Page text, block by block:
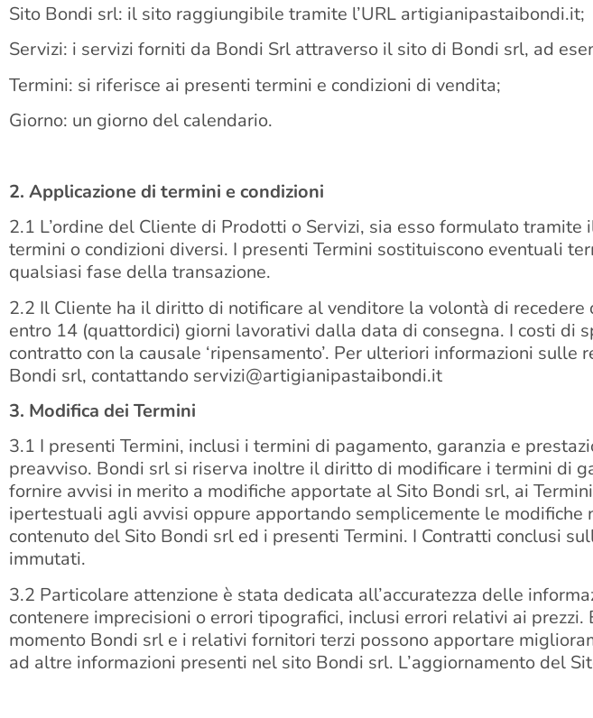
Sito Bondi srl: il sito raggiungibile tramite l’URL artigianipastaibondi.it;
Servizi: i servizi forniti da Bondi Srl attraverso il sito di Bondi srl, ad
Termini: si riferisce ai presenti termini e condizioni di vendita;
Giorno: un giorno del calendario.
2. Applicazione di termini e condizioni
2.1 L’ordine del Cliente di Prodotti o Servizi, sia esso formulato
termini o condizioni diversi. I presenti Termini sostituiscono eventuali
qualsiasi fase della transazione.
2.2 Il Cliente ha il diritto di notificare al venditore la volontà di
entro 14 (quattordici) giorni lavorativi dalla data di consegna. I costi di
contratto con la causale ‘ripensamento’. Per ulteriori informazioni
Bondi srl, contattando servizi@artigianipastaibondi.it
3. Modifica dei Termini
3.1 I presenti Termini, inclusi i termini di pagamento, garanzia e
preavviso. Bondi srl si riserva inoltre il diritto di modificare i termini di
fornire avvisi in merito a modifiche apportate al Sito Bondi srl, ai
ipertestuali agli avvisi oppure apportando semplicemente le
contenuto del Sito Bondi srl ed i presenti Termini. I Contratti conclusi
immutati.
3.2 Particolare attenzione è stata dedicata all’accuratezza delle
contenere imprecisioni o errori tipografici, inclusi errori relativi ai
momento Bondi srl e i relativi fornitori terzi possono apportare
ad altre informazioni presenti nel sito Bondi srl. L’aggiornamento del